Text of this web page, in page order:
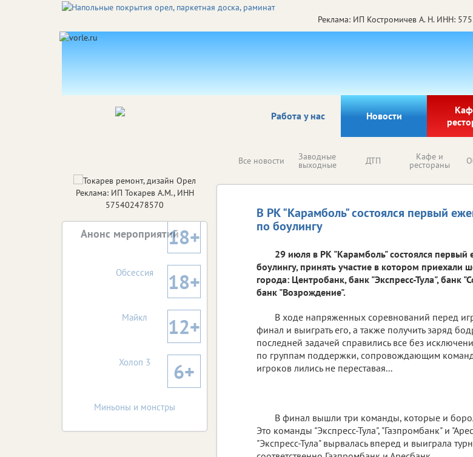
Реклама: ИП Костромичев А. Н. ИНН:
Работа у нас Новости
Все новости Заводные
выходные ДТП Кафе и
рестораны
В РК "Карамболь" состоялся первый
по боулингу
29 июля в РК "Карамболь" состоялся
боулингу, принять участие в котором приехали
города: Центробанк, банк "Экспресс-Тула", банк
банк "Возрождение".
В ходе напряженных соревнований перед
финал и выиграть его, а также получить заряд
последней задачей справились все без
по группам поддержки, сопровождающим
игроков лились не переставая...
В финал вышли три команды, которые и
Это команды "Экспресс-Тула", "Газпромбанк" и
"Экспресс-Тула" вырвалась вперед и выиграла
Реклама: ИП Токарев А.М., ИНН
575402478570
Анонс мероприятий18+
Обсессия 18+
Майкл 12+
Холоп 3 6+
Миньоны и монстры